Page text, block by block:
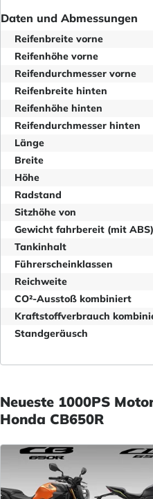
Daten und Abmessungen
Reifenbreite vorne
Reifenhöhe vorne
Reifendurchmesser vorne
Reifenbreite hinten
Reifenhöhe hinten
Reifendurchmesser hinten
Länge
Breite
Höhe
Radstand
Sitzhöhe von
Gewicht fahrbereit (mit ABS)
Tankinhalt
Führerscheinklassen
Reichweite
CO²-Ausstoß kombiniert
Kraftstoffverbrauch
Standgeräusch
Neueste 1000PS
Honda CB650R